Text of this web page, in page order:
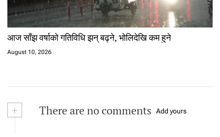
आज साँझ वर्षाको गतिविधि झन् बढ्ने, भोलिदेखि कम हुने
August 10, 2026
+ There are no comments Add yours